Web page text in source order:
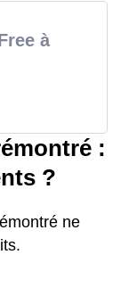
à
:
?
ne